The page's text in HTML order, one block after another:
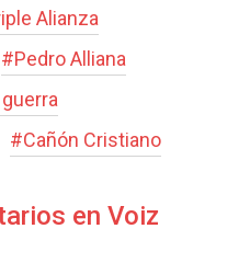
Alianza
#Pedro Alliana
#Cañón Cristiano
en Voiz